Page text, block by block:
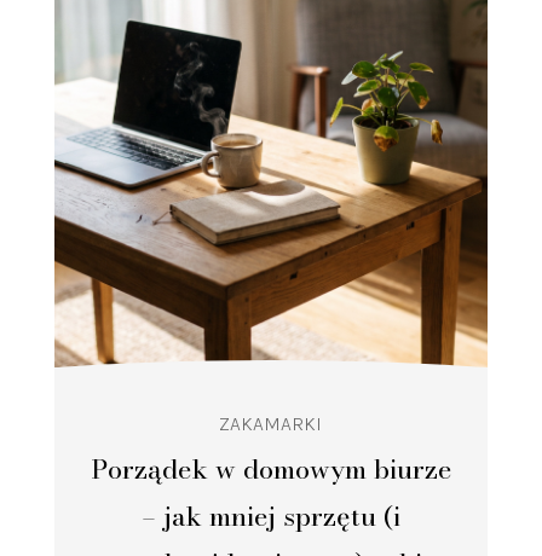
Porządek w domowym biurze
– jak mniej sprzętu (i
ZAKAMARKI